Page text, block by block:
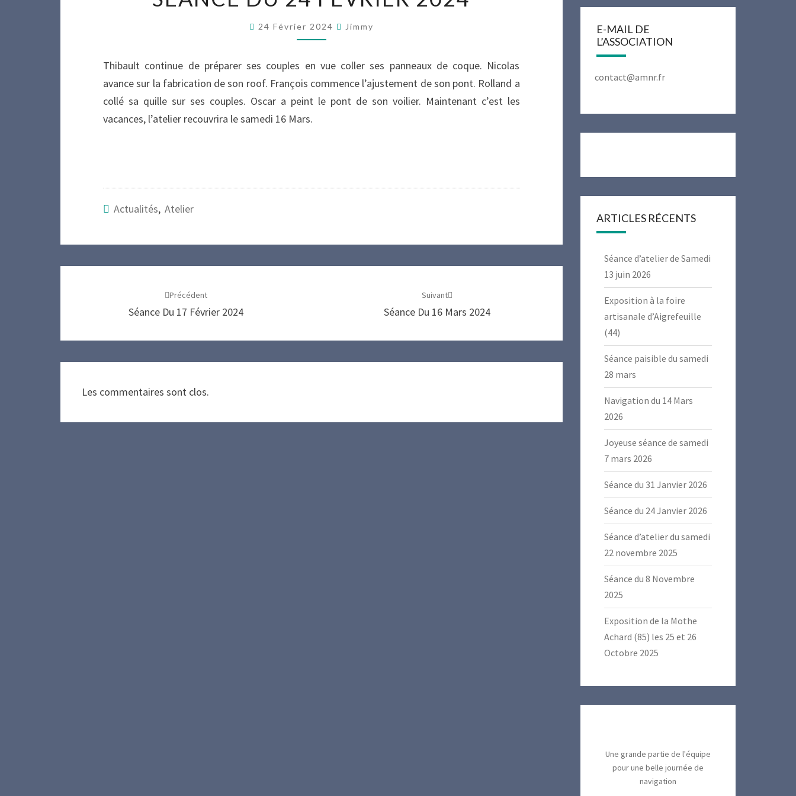
24 Février 2024 Jimmy
Thibault continue de préparer ses couples en vue coller ses panneaux de coque. Nicolas
avance sur la fabrication de son roof. François commence l’ajustement de son pont. Rolland a
collé sa quille sur ses couples. Oscar a peint le pont de son voilier. Maintenant c’est les
vacances, l’atelier recouvrira le samedi 16 Mars.
Actualités, Atelier
Précédent
Séance Du 17 Février 2024
Suivant
Séance Du 16 Mars 2024
Les commentaires sont clos.
E-MAIL DE
L’ASSOCIATION
contact@amnr.fr
ARTICLES RÉCENTS
Séance d’atelier de Samedi
13 juin 2026
Exposition à la foire
artisanale d’Aigrefeuille
(44)
Séance paisible du samedi
28 mars
Navigation du 14 Mars
2026
Joyeuse séance de samedi
7 mars 2026
Séance du 31 Janvier 2026
Séance du 24 Janvier 2026
Séance d’atelier du samedi
22 novembre 2025
Séance du 8 Novembre
2025
Exposition de la Mothe
Achard (85) les 25 et 26
Octobre 2025
Une grande partie de l'équipe
pour une belle journée de
navigation